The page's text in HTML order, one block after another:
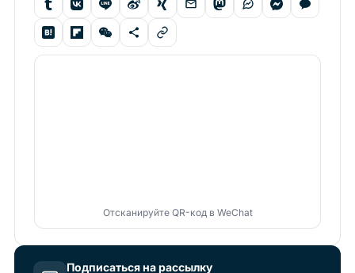
Отсканируйте QR-код в WeChat
Подписаться на рассылку